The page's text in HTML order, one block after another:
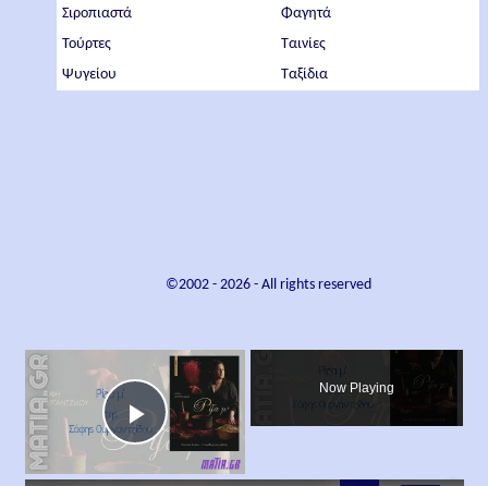
Σιροπιαστά
Τούρτες
Ψυγείου
Φαγητά
Ταινίες
Ταξίδια
©2002 - 2026- All rights reserved
×
Play
Now Playing